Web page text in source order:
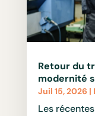
Retour du
modernité
Juil 15, 2026 |
Les